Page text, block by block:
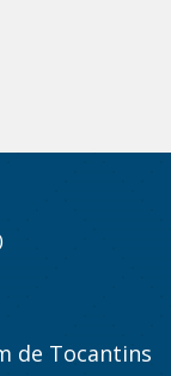
de Tocantins